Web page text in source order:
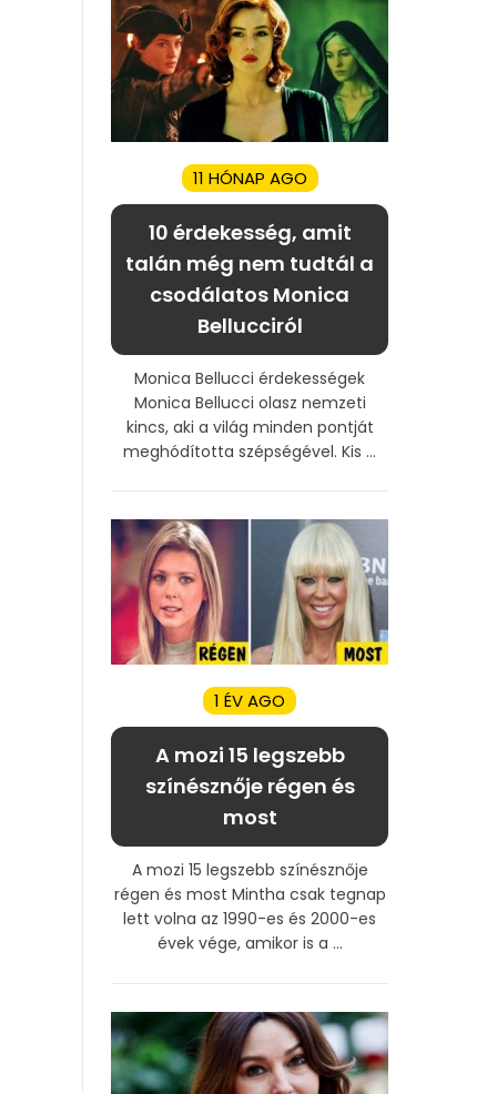
11 HÓNAP AGO
10 érdekesség, amit
talán még nem tudtál a
csodálatos Monica
Bellucciról
Monica Bellucci érdekességek
Monica Bellucci olasz nemzeti
kincs, aki a világ minden pontját
meghódította szépségével. Kis ...
1 ÉV AGO
A mozi 15 legszebb
színésznője régen és
most
A mozi 15 legszebb színésznője
régen és most Mintha csak tegnap
lett volna az 1990-es és 2000-es
évek vége, amikor is a ...